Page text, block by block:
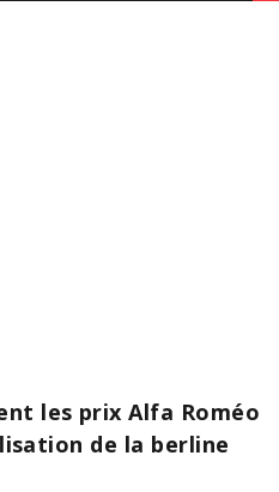
les prix Alfa Roméo
de la berline